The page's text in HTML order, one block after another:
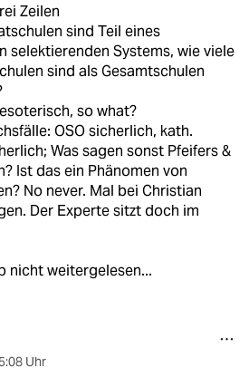
Zeilen
sind Teil eines
selektierenden Systems, wie viele
sind als Gesamtschulen
so what?
OSO sicherlich, kath.
Was sagen sonst Pfeifers &
Ist das ein Phänomen von
No never. Mal bei Christian
Der Experte sitzt doch im
nicht weitergelesen...
Uhr